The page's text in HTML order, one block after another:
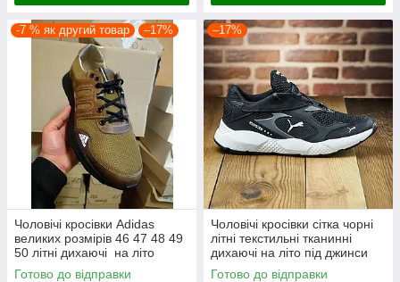
-7 % як другий товар –17%
Чоловічі кросівки Adidas
великих розмірів 46 47 48 49
50 літні дихаючі на літо
Готово до відправки
–17%
Чоловічі кросівки сітка чорні
літні текстильні тканинні
дихаючі на літо під джинси
Готово до відправки